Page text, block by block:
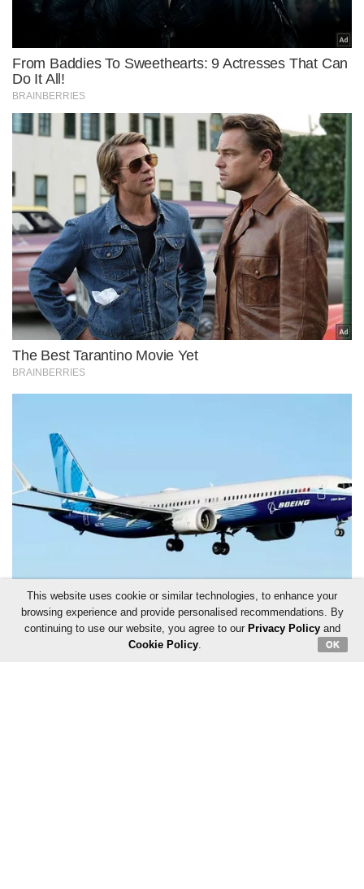
This website uses cookie or similar technologies, to enhance your
browsing experience and provide personalised recommendations. By
continuing to use our website, you agree to our Privacy Policyand
Cookie Policy. OK